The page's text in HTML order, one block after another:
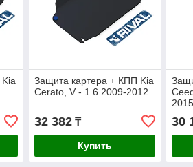
Защита картера + КПП Kia
Cerato, V - 1.6 2009-2012
32 382₸
Купить
30